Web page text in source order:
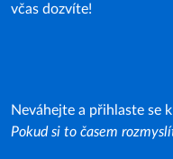
včas dozvíte!
Neváhejte a přihlaste se
Pokud si to časem